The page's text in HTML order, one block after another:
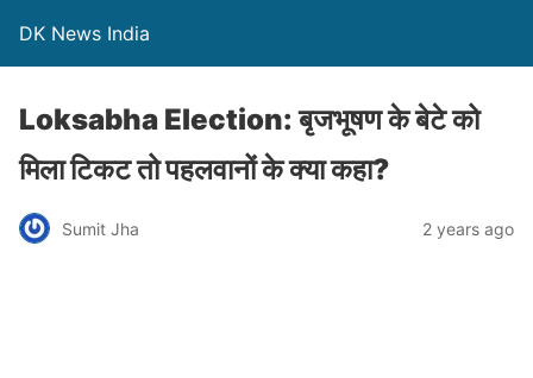
DK News India
Loksabha Election: बृजभूषण के बेटे को
मिला टिकट तो पहलवानों के क्या कहा?
Sumit Jha 2 years ago